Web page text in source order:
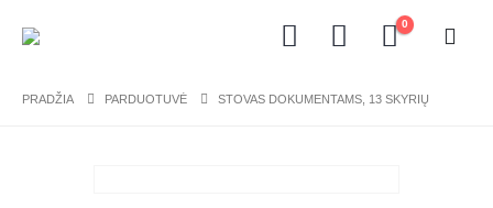
0
PRADŽIA PARDUOTUVĖ STOVAS DOKUMENTAMS, 13 SKYRIŲ